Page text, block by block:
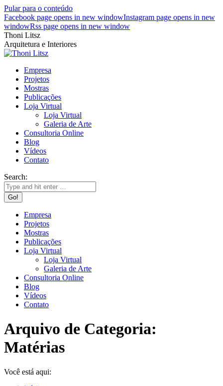
Pular para o conteúdo
Facebook page opens in new windowInstagram page opens in new
windowRss page opens in new window
Thoni Litsz
Arquitetura e Interiores
Empresa
Projetos
Mostras
Publicações
Loja Virtual
Loja Virtual
Galeria de Arte
Consultoria Online
Blog
Vídeos
Contato
Search:
Empresa
Projetos
Mostras
Publicações
Loja Virtual
Loja Virtual
Galeria de Arte
Consultoria Online
Blog
Vídeos
Contato
Arquivo de Categoria:
Matérias
Você está aqui: